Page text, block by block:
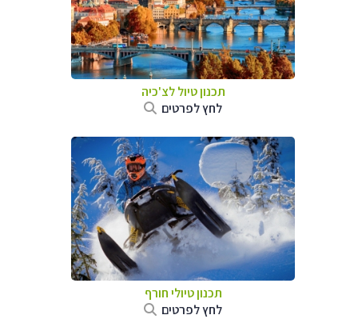
תכנון טיול לצ'כיה
לחץ לפרטים
תכנון טיולי חורף
לחץ לפרטים